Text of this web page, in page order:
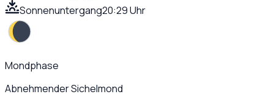
Sonnenuntergang20:29 Uhr
Mondphase
Abnehmender Sichelmond